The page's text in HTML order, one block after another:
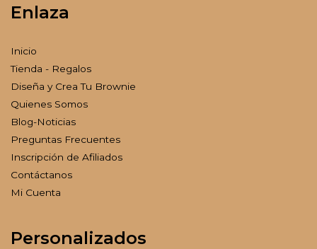
Enlaza
Inicio
Tienda - Regalos
Diseña y Crea Tu Brownie
Quienes Somos
Blog-Noticias
Preguntas Frecuentes
Inscripción de Afiliados
Contáctanos
Mi Cuenta
Personalizados